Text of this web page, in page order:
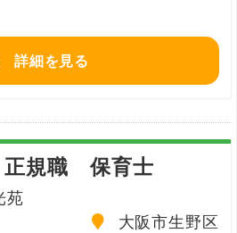
詳細を見る
規職 保育士
苑
大阪市生野区